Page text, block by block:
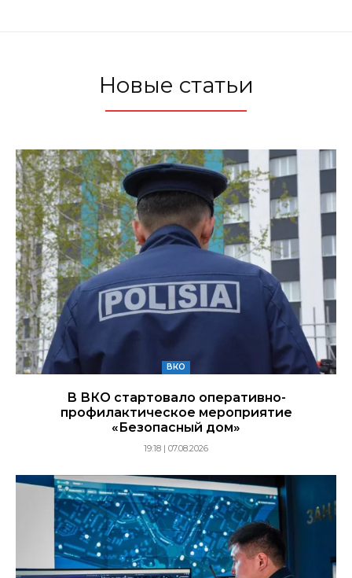
Новые статьи
ВКО
В ВКО стартовало оперативно-
профилактическое мероприятие
«Безопасный дом»
19:18 | 07.08.2026